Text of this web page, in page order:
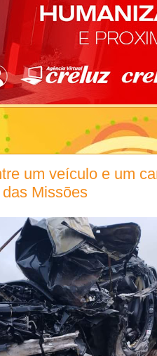
um veículo e um
Missões